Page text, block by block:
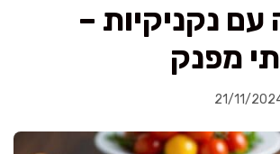
נקניקיות –
מפנק
21/11/